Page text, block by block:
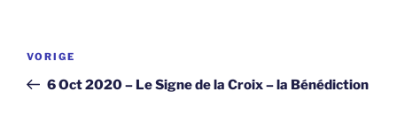
Vorig
bericht
VORIGE
6 Oct 2020 – Le Signe de la Croix – la Bénédiction